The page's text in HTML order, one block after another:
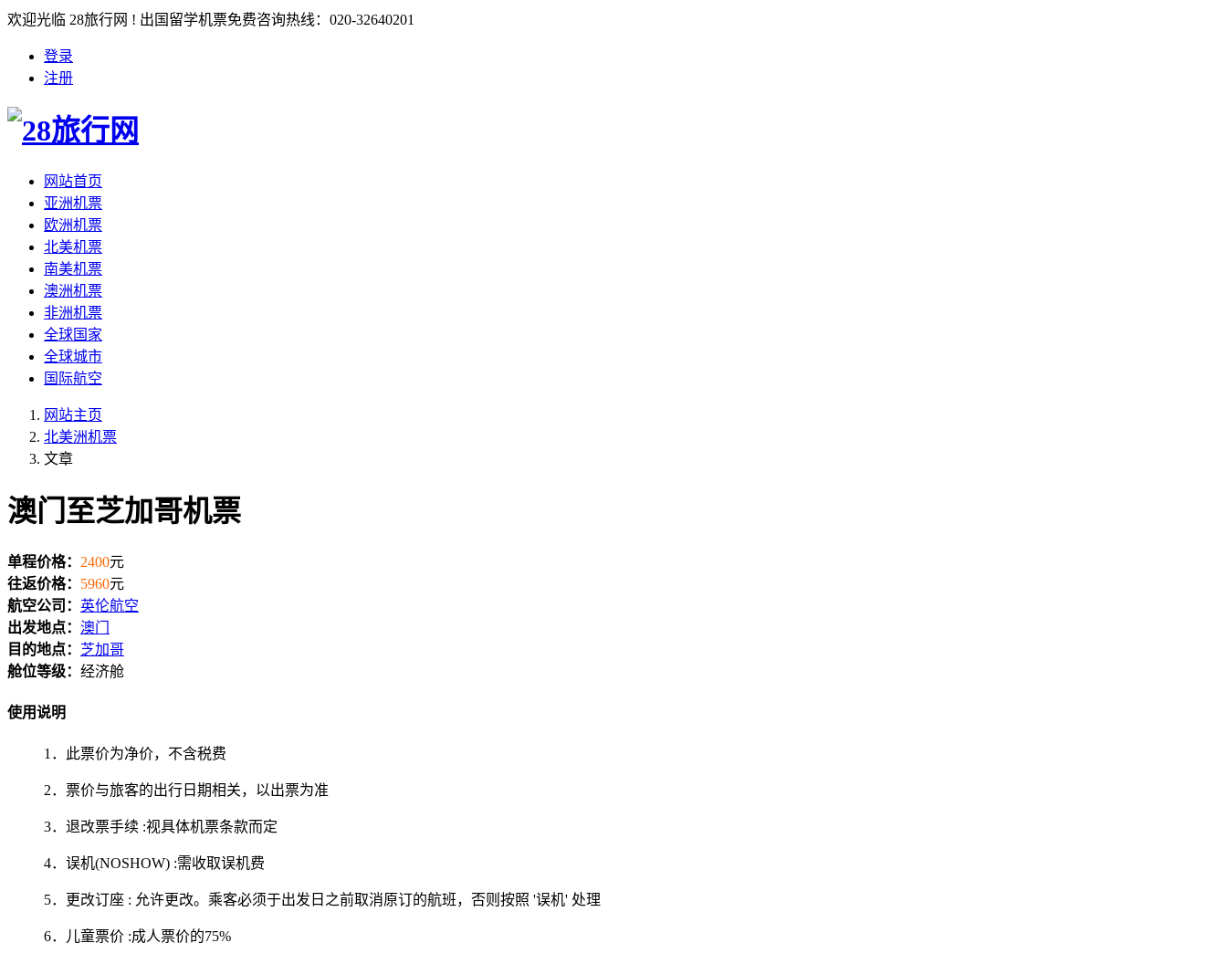
欢迎光临 28旅行网 ! 出国留学机票免费咨询热线：020-32640201
登录
注册
网站首页
亚洲机票
欧洲机票
北美机票
南美机票
澳洲机票
非洲机票
全球国家
全球城市
国际航空
网站主页
北美洲机票
文章
澳门至芝加哥机票
单程价格： 2400元
往返价格： 5960元
航空公司： 英伦航空
出发地点： 澳门
目的地点： 芝加哥
舱位等级： 经济舱
使用说明
1．此票价为净价，不含税费
2．票价与旅客的出行日期相关，以出票为准
3．退改票手续 :视具体机票条款而定
4．误机(NOSHOW) :需收取误机费
5．更改订座 : 允许更改。乘客必须于出发日之前取消原订的航班，否则按照 '误机' 处理
6．儿童票价 :成人票价的75%